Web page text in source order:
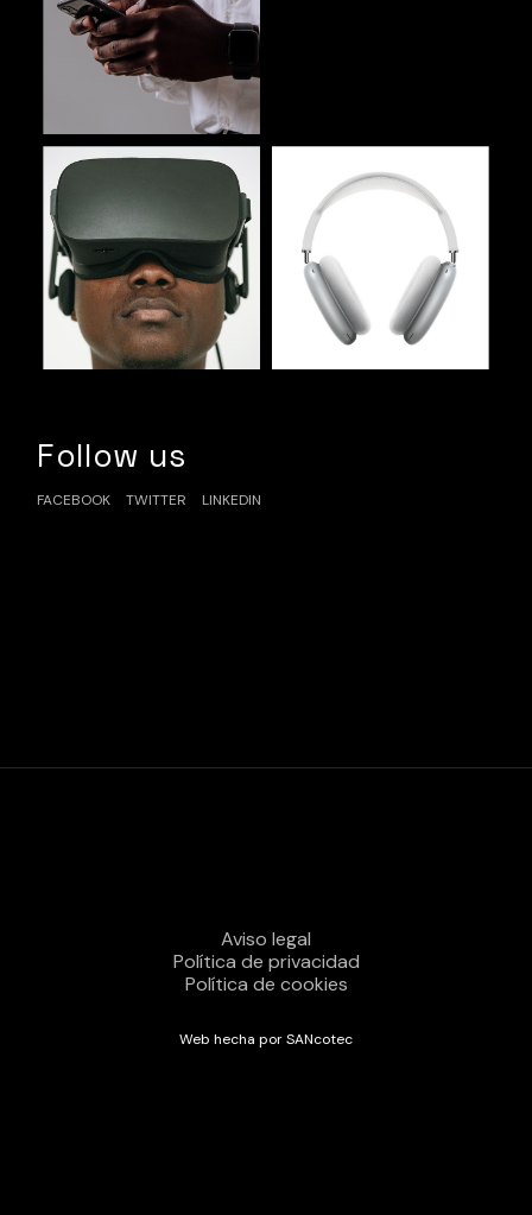
Follow us
FACEBOOK TWITTER LINKEDIN
Aviso legal
Política de privacidad
Política de cookies
Web hecha por SANcotec